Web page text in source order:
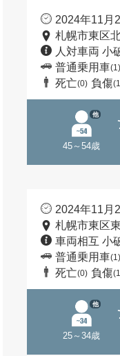
2024年11月
札幌市東区
人対車両 小
普通乗用車(1)
死亡(0) 負傷
45～54歳
他
2024年11月
札幌市東区
車両相互 小
普通乗用車(1)
死亡(0) 負傷
25～34歳
他